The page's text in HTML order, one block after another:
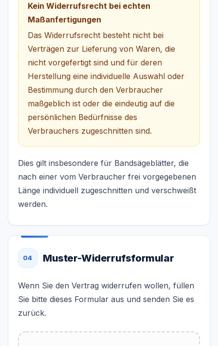
Kein Widerrufsrecht bei echten
Maßanfertigungen
Das Widerrufsrecht besteht nicht bei
Verträgen zur Lieferung von Waren, die
nicht vorgefertigt sind und für deren
Herstellung eine individuelle Auswahl oder
Bestimmung durch den Verbraucher
maßgeblich ist oder die eindeutig auf die
persönlichen Bedürfnisse des
Verbrauchers zugeschnitten sind.
Dies gilt insbesondere für Bandsägeblätter, die
nach einer vom Verbraucher frei vorgegebenen
Länge individuell zugeschnitten und verschweißt
werden.
04 Muster-Widerrufsformular
Wenn Sie den Vertrag widerrufen wollen, füllen
Sie bitte dieses Formular aus und senden Sie es
zurück.